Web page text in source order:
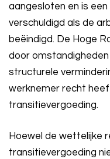
aangesloten en is
verschuldigd als de
beëindigd. De Hoge
door
structurele
werknemer recht
transitievergoeding.
Hoewel de wettelijke
transitievergoeding